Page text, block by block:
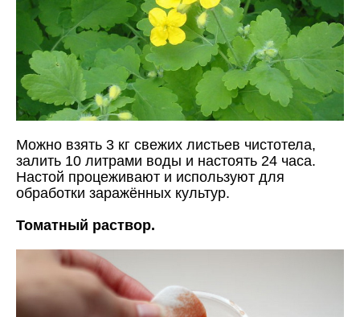
Можно взять 3 кг свежих листьев чистотела,
залить 10 литрами воды и настоять 24 часа.
Настой процеживают и используют для
обработки заражённых культур.
Томатный раствор.